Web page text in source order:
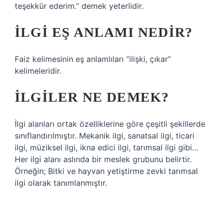
teşekkür ederim.” demek yeterlidir.
İLGI EŞ ANLAMI NEDIR?
Faiz kelimesinin eş anlamlıları “ilişki, çıkar”
kelimeleridir.
İLGILER NE DEMEK?
İlgi alanları ortak özelliklerine göre çeşitli şekillerde
sınıflandırılmıştır. Mekanik ilgi, sanatsal ilgi, ticari
ilgi, müziksel ilgi, ikna edici ilgi, tarımsal ilgi gibi…
Her ilgi alanı aslında bir meslek grubunu belirtir.
Örneğin; Bitki ve hayvan yetiştirme zevki tarımsal
ilgi olarak tanımlanmıştır.